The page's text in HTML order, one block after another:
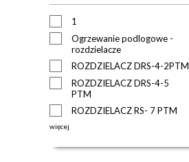
1
Ogrzewanie podlogowe -
rozdzielacze
ROZDZIELACZ DRS-4-2PTM
ROZDZIELACZ DRS-4-5
PTM
ROZDZIELACZ RS- 7 PTM
więcej